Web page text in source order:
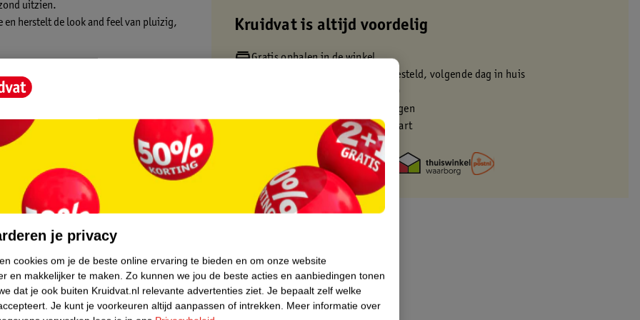
uitzien.
herstelt de look and feel van pluizig,
schade voorkomen. Voor gezond
Shampoo:
Kruidvat is altijd voordelig
Gratis ophalen in de winkel
Op werkdagen voor 22:00 uur besteld, volgende dag in huis
Gratis thuisbezorgd vanaf 50.00
Gratis retourneren binnen 30 dagen
Gratis punten met je Kruidvat kaart
je privacy
cookies om je de beste online ervaring te bieden en om onze website
en makkelijker te maken. Zo kunnen we jou de beste acties en aanbiedingen tonen
dat je ook buiten Kruidvat.nl relevante advertenties ziet. Je bepaalt zelf welke
Je kunt je voorkeuren altijd aanpassen of intrekken. Meer informatie over